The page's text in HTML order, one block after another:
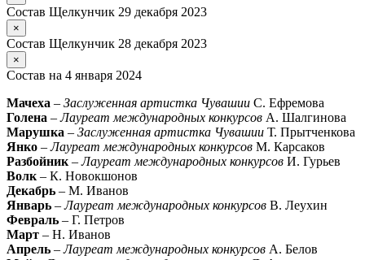
Состав Щелкунчик 29 декабря 2023
×
Состав Щелкунчик 28 декабря 2023
×
Состав на 4 января 2024
Мачеха – Заслуженная артистка Чувашии С. Ефремова
Голена –Лауреат международных конкурсов А. Шалгинова
Марушка – Заслуженная артистка Чувашии Т. Прытченкова
Янко –Лауреат международных конкурсов М. Карсаков
Разбойник –Лауреат международных конкурсов И. Гурьев
Волк – К. Новокшонов
Декабрь – М. Иванов
Январь –Лауреат международных конкурсов В. Леухин
Февраль – Г. Петров
Март – Н. Иванов
Апрель –Лауреат международных конкурсов А. Белов